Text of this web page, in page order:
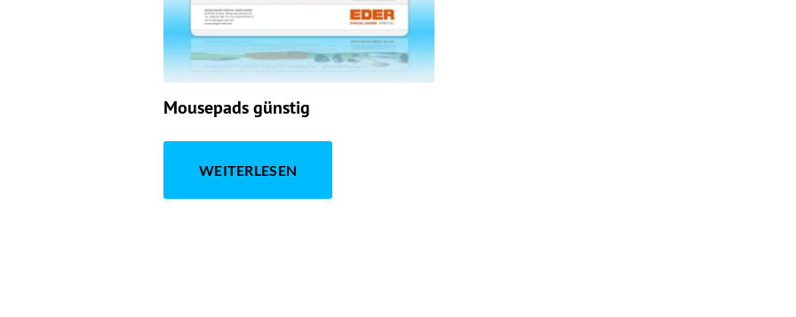
Mousepads günstig
WEITERLESEN